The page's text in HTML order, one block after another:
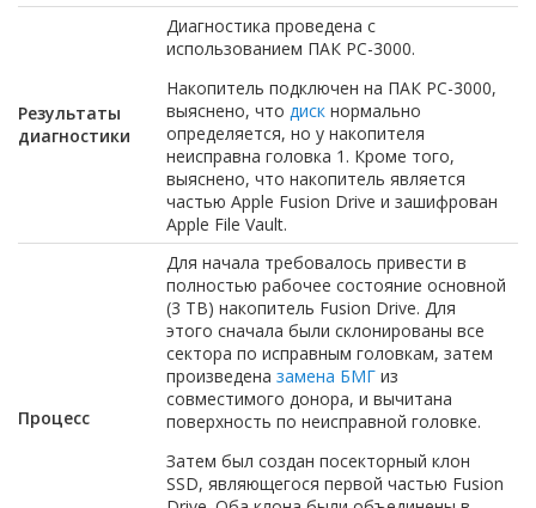
Результаты
диагностики
Диагностика проведена с
использованием ПАК РС-3000.
Накопитель подключен на ПАК РС-3000,
выяснено, что диск нормально
определяется, но у накопителя
неисправна головка 1. Кроме того,
выяснено, что накопитель является
частью Apple Fusion Drive и зашифрован
Apple File Vault.
Процесс
Для начала требовалось привести в
полностью рабочее состояние основной
(3 TB) накопитель Fusion Drive. Для
этого сначала были склонированы все
сектора по исправным головкам, затем
произведена замена БМГ из
совместимого донора, и вычитана
поверхность по неисправной головке.
Затем был создан посекторный клон
SSD, являющегося первой частью Fusion